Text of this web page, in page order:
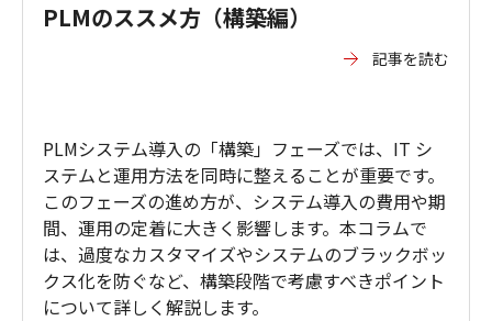
PLMのススメ方（構築編）
記事を読む
PLMシステム導入の「構築」フェーズでは、IT シ
ステムと運用方法を同時に整えることが重要です。
このフェーズの進め方が、システム導入の費用や期
間、運用の定着に大きく影響します。本コラムで
は、過度なカスタマイズやシステムのブラックボッ
クス化を防ぐなど、構築段階で考慮すべきポイント
について詳しく解説します。